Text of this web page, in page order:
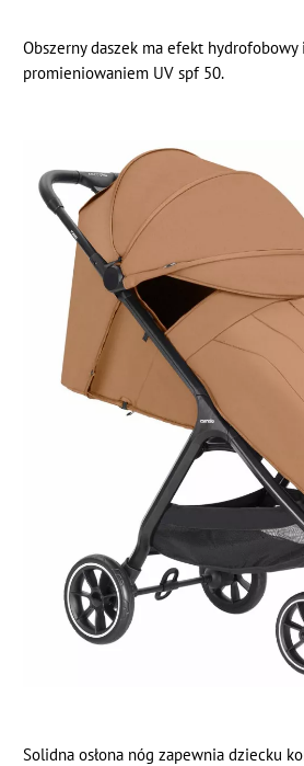
Obszerny daszek ma efekt
promieniowaniem UV spf 50.
Solidna osłona nóg zapewnia dziecku